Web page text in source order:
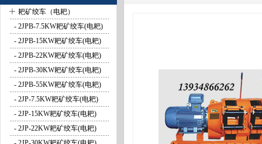
+ 耙矿绞车（电耙）
- 2JPB-7.5KW耙矿绞车(电耙)
- 2JPB-15KW耙矿绞车(电耙)
- 2JPB-22KW耙矿绞车(电耙)
- 2JPB-30KW耙矿绞车(电耙)
- 2JPB-55KW耙矿绞车(电耙)
- 2JP-7.5KW耙矿绞车(电耙)
- 2JP-15KW耙矿绞车(电耙)
- 2JP-22KW耙矿绞车(电耙)